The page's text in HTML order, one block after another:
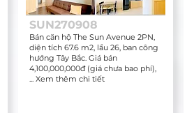
Bán căn hộ The Sun Avenue 2PN,
diện tích 67.6 m2, lầu 26, ban công
hướng Tây Bắc. Giá bán
4,100,000,000đ (giá chưa bao phí),
... Xem thêm chi tiết
SUN270908